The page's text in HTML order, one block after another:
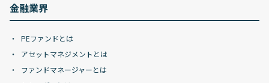
金融業界
PEファンドとは
アセットマネジメントとは
ファンドマネージャーとは